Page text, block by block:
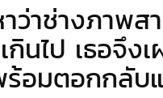
มายา
ว่าช่างภาพส
นไป เธอจึง
อมตอกกลับ